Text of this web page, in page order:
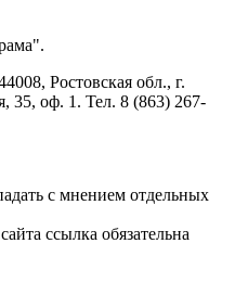
Ростовская обл., г.
35, оф. 1. Тел. 8 (863) 267-
с мнением отдельных
ссылка обязательна